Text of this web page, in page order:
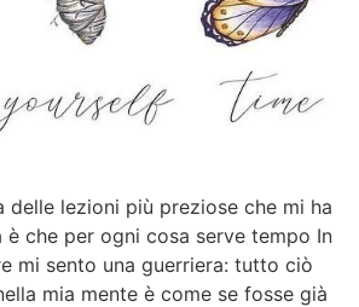
delle lezioni più preziose che mi ha
che per ogni cosa serve tempo In
mi sento una guerriera: tutto ciò
mia mente è come se fosse già